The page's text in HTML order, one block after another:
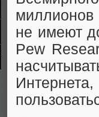
не имеют
Pew
Интернета,